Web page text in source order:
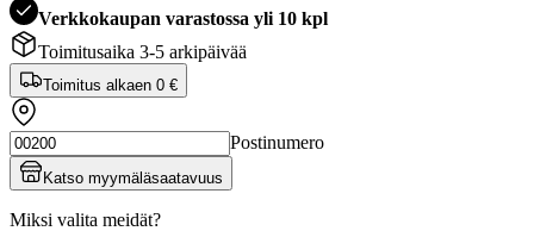
Verkkokaupan varastossa yli 10 kpl
Toimitusaika 3-5 arkipäivää
Toimitus alkaen 0 €
Postinumero
Katso myymäläsaatavuus
Miksi valita meidät?